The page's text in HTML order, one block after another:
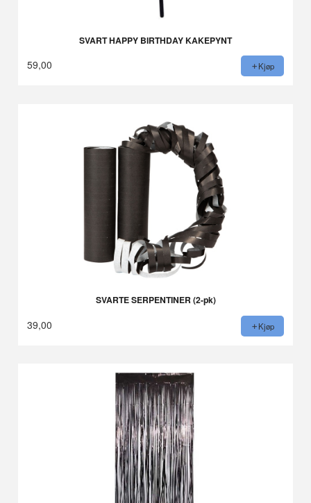
SVART HAPPY BIRTHDAY KAKEPYNT
59,00 Kjøp
SVARTE SERPENTINER (2-pk)
39,00 Kjøp